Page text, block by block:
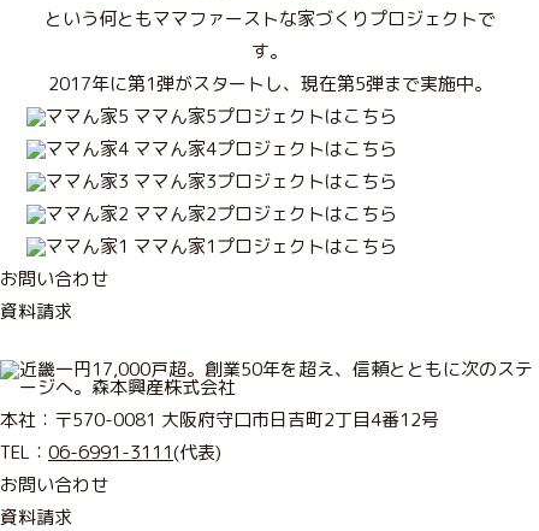
という何ともママファーストな家づくりプロジェクトで
す。
2017年に第1弾がスタートし、現在第5弾まで実施中。
ママん家5プロジェクトはこちら
ママん家4プロジェクトはこちら
ママん家3プロジェクトはこちら
ママん家2プロジェクトはこちら
ママん家1プロジェクトはこちら
お問い合わせ
資料請求
本社：〒570-0081 大阪府守口市日吉町2丁目4番12号
TEL： 06-6991-3111(代表)
お問い合わせ
資料請求